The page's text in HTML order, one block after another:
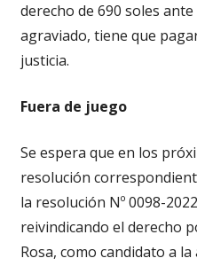
derecho de 690 soles
agraviado, tiene que
justicia.
Fuera de juego
Se espera que en los
resolución
la resolución Nº 0098-
reivindicando el derecho
Rosa, como candidato a